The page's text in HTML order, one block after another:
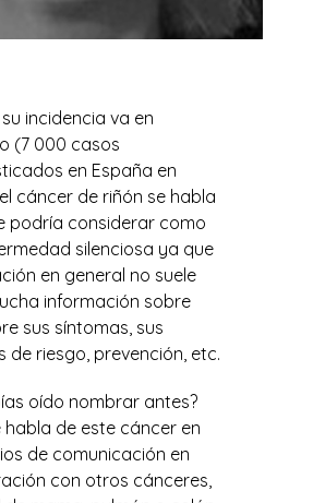
incidencia va en
(7 000 casos
en España en
cáncer de riñón se habla
podría considerar como
silenciosa ya que
en general no suele
información sobre
sus síntomas, sus
de riesgo, prevención, etc.
oído nombrar antes?
habla de este cáncer en
de comunicación en
con otros cánceres,